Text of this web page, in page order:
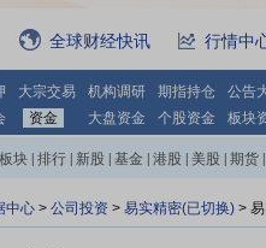
全球财经快讯 行情中
大宗交易 机构调研 期指持仓
公告
资金 大盘资金 个股资金 板块
板块 排行 新股 基金 港股 美股 期货
中心 > 公司投资 > 易实精密(已切换) >